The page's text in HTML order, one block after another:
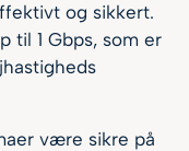
og sikkert.
til 1 Gbps, som er
være sikre på